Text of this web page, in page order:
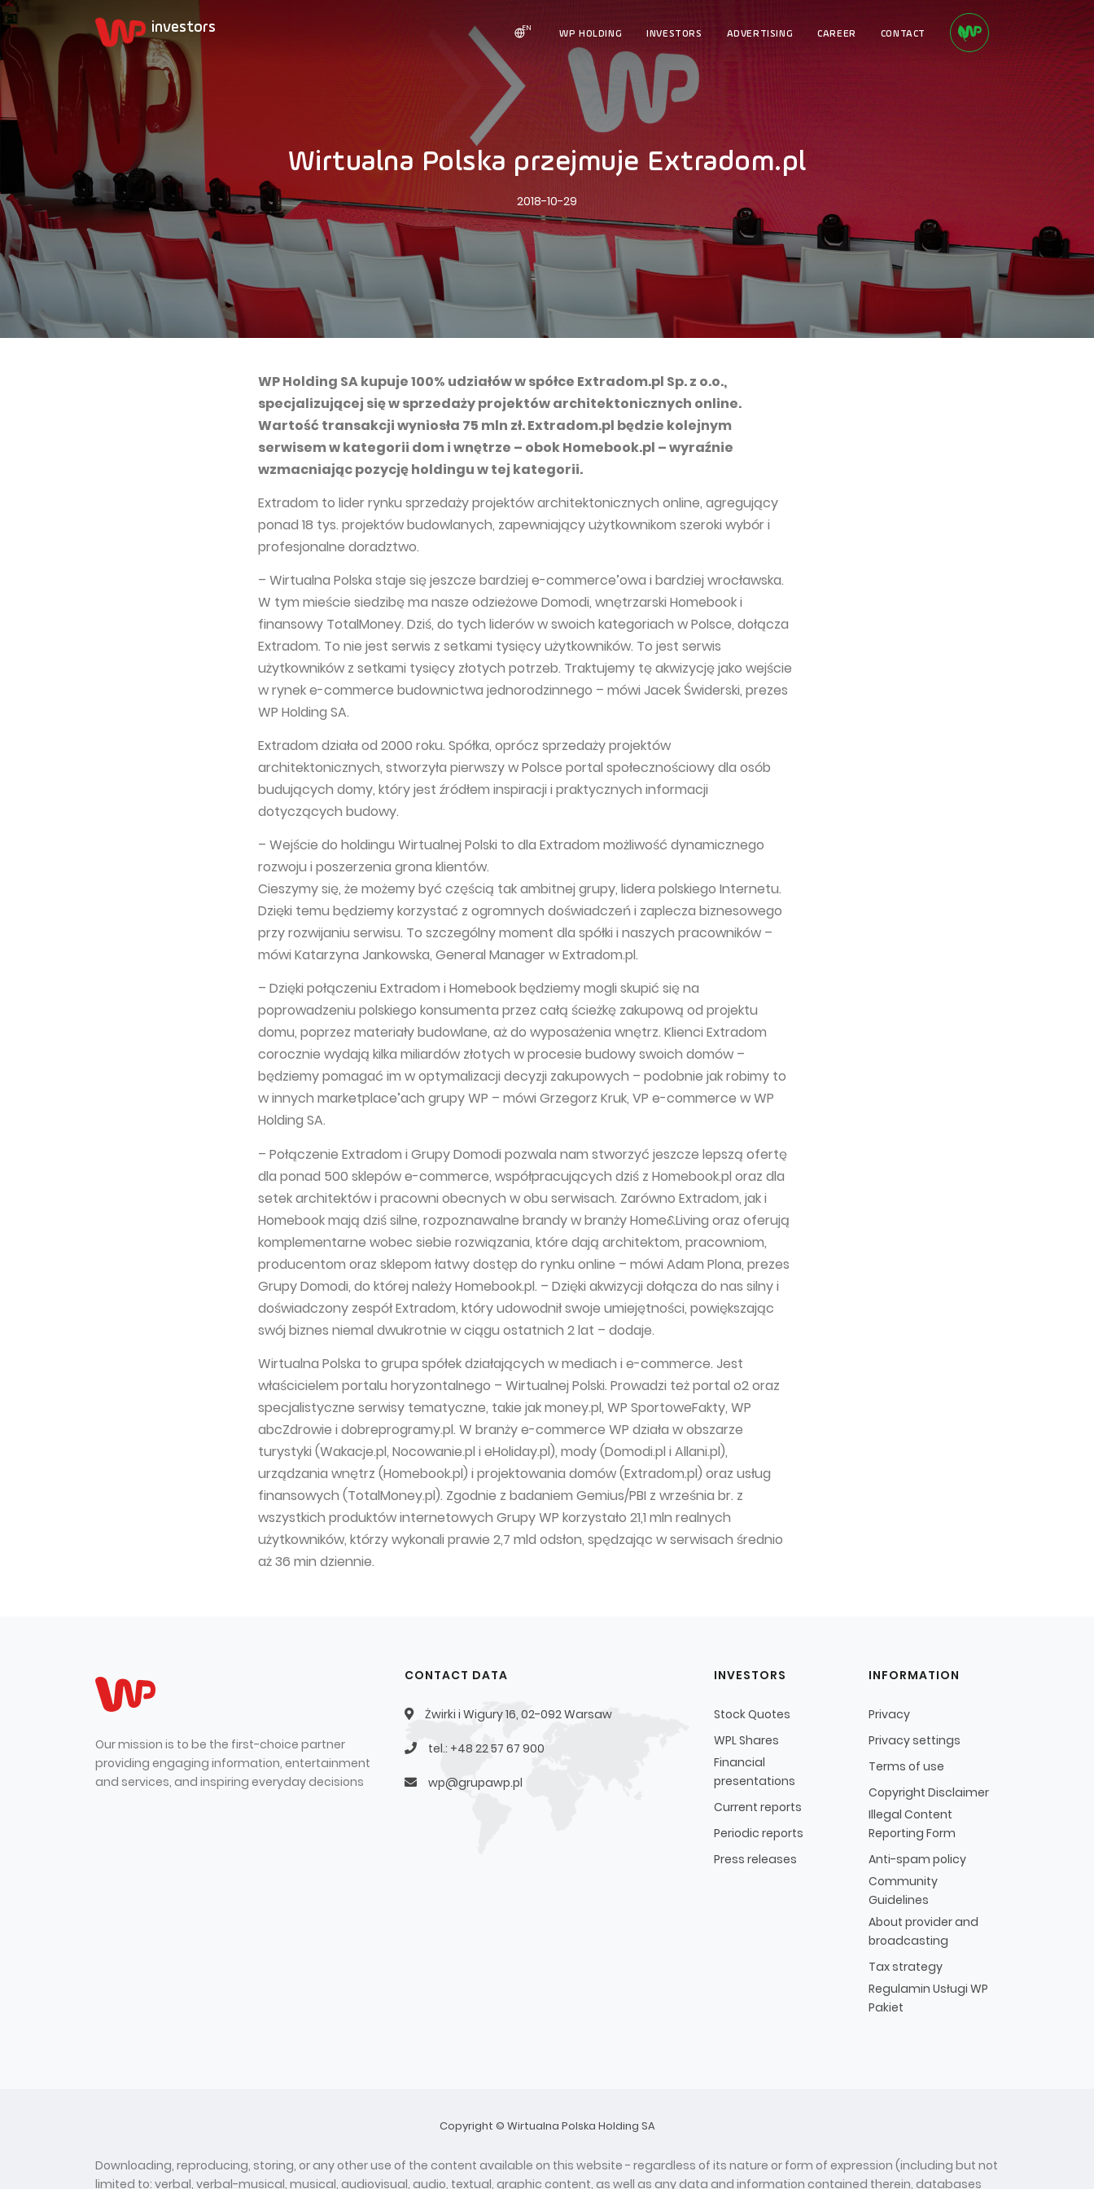
WP HOLDING INVESTORS ADVERTISING CAREER CONTACT
EN
Wirtualna Polska przejmuje Extradom.pl
2018-10-29
WP Holding SA kupuje 100% udziałów w spółce Extradom.pl Sp. z o.o.,
specjalizującej się w sprzedaży projektów architektonicznych online.
Wartość transakcji wyniosła 75 mln zł. Extradom.pl będzie kolejnym
serwisem w kategorii dom i wnętrze – obok Homebook.pl – wyraźnie
wzmacniając pozycję holdingu w tej kategorii.
Extradom to lider rynku sprzedaży projektów architektonicznych online, agregujący
ponad 18 tys. projektów budowlanych, zapewniający użytkownikom szeroki wybór i
profesjonalne doradztwo.
– Wirtualna Polska staje się jeszcze bardziej e-commerce’owa i bardziej wrocławska.
W tym mieście siedzibę ma nasze odzieżowe Domodi, wnętrzarski Homebook i
finansowy TotalMoney. Dziś, do tych liderów w swoich kategoriach w Polsce, dołącza
Extradom. To nie jest serwis z setkami tysięcy użytkowników. To jest serwis
użytkowników z setkami tysięcy złotych potrzeb. Traktujemy tę akwizycję jako wejście
w rynek e-commerce budownictwa jednorodzinnego – mówi Jacek Świderski, prezes
WP Holding SA.
Extradom działa od 2000 roku. Spółka, oprócz sprzedaży projektów
architektonicznych, stworzyła pierwszy w Polsce portal społecznościowy dla osób
budujących domy, który jest źródłem inspiracji i praktycznych informacji
dotyczących budowy.
– Wejście do holdingu Wirtualnej Polski to dla Extradom możliwość dynamicznego
rozwoju i poszerzenia grona klientów.
Cieszymy się, że możemy być częścią tak ambitnej grupy, lidera polskiego Internetu.
Dzięki temu będziemy korzystać z ogromnych doświadczeń i zaplecza biznesowego
przy rozwijaniu serwisu. To szczególny moment dla spółki i naszych pracowników –
mówi Katarzyna Jankowska, General Manager w Extradom.pl.
– Dzięki połączeniu Extradom i Homebook będziemy mogli skupić się na
poprowadzeniu polskiego konsumenta przez całą ścieżkę zakupową od projektu
domu, poprzez materiały budowlane, aż do wyposażenia wnętrz. Klienci Extradom
corocznie wydają kilka miliardów złotych w procesie budowy swoich domów –
będziemy pomagać im w optymalizacji decyzji zakupowych – podobnie jak robimy to
w innych marketplace’ach grupy WP – mówi Grzegorz Kruk, VP e-commerce w WP
Holding SA.
– Połączenie Extradom i Grupy Domodi pozwala nam stworzyć jeszcze lepszą ofertę
dla ponad 500 sklepów e-commerce, współpracujących dziś z Homebook.pl oraz dla
setek architektów i pracowni obecnych w obu serwisach. Zarówno Extradom, jak i
Homebook mają dziś silne, rozpoznawalne brandy w branży Home&Living oraz oferują
komplementarne wobec siebie rozwiązania, które dają architektom, pracowniom,
producentom oraz sklepom łatwy dostęp do rynku online – mówi Adam Plona, prezes
Grupy Domodi, do której należy Homebook.pl. – Dzięki akwizycji dołącza do nas silny i
doświadczony zespół Extradom, który udowodnił swoje umiejętności, powiększając
swój biznes niemal dwukrotnie w ciągu ostatnich 2 lat – dodaje.
Wirtualna Polska to grupa spółek działających w mediach i e-commerce. Jest
właścicielem portalu horyzontalnego – Wirtualnej Polski. Prowadzi też portal o2 oraz
specjalistyczne serwisy tematyczne, takie jak money.pl, WP SportoweFakty, WP
abcZdrowie i dobreprogramy.pl. W branży e-commerce WP działa w obszarze
turystyki (Wakacje.pl, Nocowanie.pl i eHoliday.pl), mody (Domodi.pl i Allani.pl),
urządzania wnętrz (Homebook.pl) i projektowania domów (Extradom.pl) oraz usług
finansowych (TotalMoney.pl). Zgodnie z badaniem Gemius/PBI z września br. z
wszystkich produktów internetowych Grupy WP korzystało 21,1 mln realnych
użytkowników, którzy wykonali prawie 2,7 mld odsłon, spędzając w serwisach średnio
aż 36 min dziennie.
Our mission is to be the first-choice partner
providing engaging information, entertainment
and services, and inspiring everyday decisions
CONTACT DATA
Żwirki i Wigury 16, 02-092 Warsaw
tel.: +48 22 57 67 900
wp@grupawp.pl
INVESTORS
Stock Quotes
WPL Shares
Financial
presentations
Current reports
Periodic reports
Press releases
INFORMATION
Privacy
Privacy settings
Terms of use
Copyright Disclaimer
Illegal Content
Reporting Form
Anti-spam policy
Community
Guidelines
About provider and
broadcasting
Tax strategy
Regulamin Usługi WP
Pakiet
Copyright © Wirtualna Polska Holding SA
Downloading, reproducing, storing, or any other use of the content available on this website - regardless of its nature or form of expression (including but not
limited to: verbal, verbal-musical, musical, audiovisual, audio, textual, graphic content, as well as any data and information contained therein, databases